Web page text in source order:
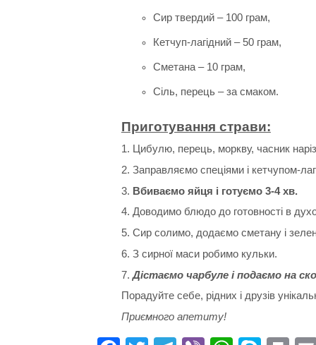
Сир твердий – 100 грам,
Кетчуп-лагідний – 50 грам,
Сметана – 10 грам,
Сіль, перець – за смаком.
Приготування страви:
1. Цибулю, перець, моркву, часник
2. Заправляємо спеціями і кетчупом-
3. Вбиваємо яйця і готуємо 3-4 хв.
4. Доводимо блюдо до готовності в
5. Сир солимо, додаємо сметану і
6. З сирної маси робимо кульки.
7.Дістаємо чарбуле і подаємо на
Порадуйте себе, рідних і друзів
Приємного апетиту!